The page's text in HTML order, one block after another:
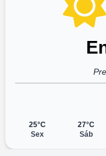
25°C
Sex
27°C
Sáb